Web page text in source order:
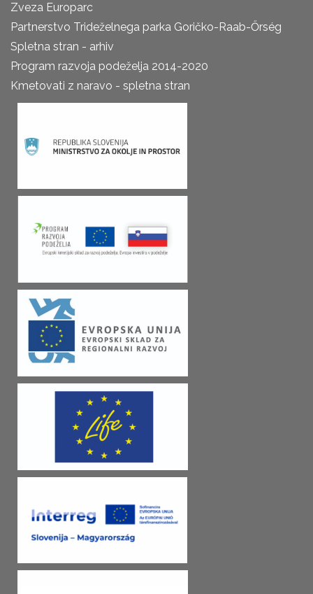
Zveza Europarc
Partnerstvo Trideželnega parka Goričko-Raab-Őrség
Spletna stran - arhiv
Program razvoja podeželja 2014-2020
Kmetovati z naravo - spletna stran